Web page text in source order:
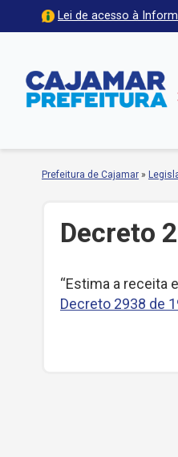
Lei de acesso à
Prefeitura de Cajamar »
Decreto
“Estima a receita
Decreto 2938 de